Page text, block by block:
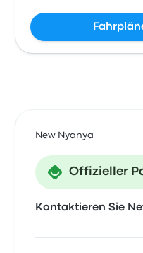
New Nyanya
Offizieller
Kontaktieren Sie